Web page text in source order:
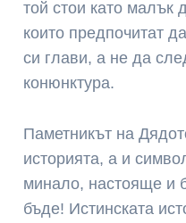
той стои като малък
които предпочитат
си глави, а не да
конюнктура.
Паметникът на
историята, а и
минало, настояще и
бъде! Истинската